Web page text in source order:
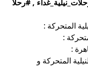
, #رحلا
المتحركة :
:
:
المتحركة و